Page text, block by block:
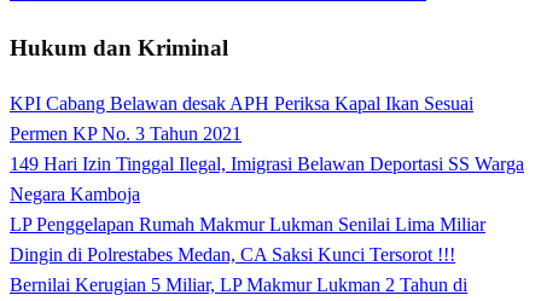
Hukum dan Kriminal
KPI Cabang Belawan desak APH Periksa Kapal Ikan Sesuai
Permen KP No. 3 Tahun 2021
149 Hari Izin Tinggal Ilegal, Imigrasi Belawan Deportasi SS Warga
Negara Kamboja
LP Penggelapan Rumah Makmur Lukman Senilai Lima Miliar
Dingin di Polrestabes Medan, CA Saksi Kunci Tersorot !!!
Bernilai Kerugian 5 Miliar, LP Makmur Lukman 2 Tahun di